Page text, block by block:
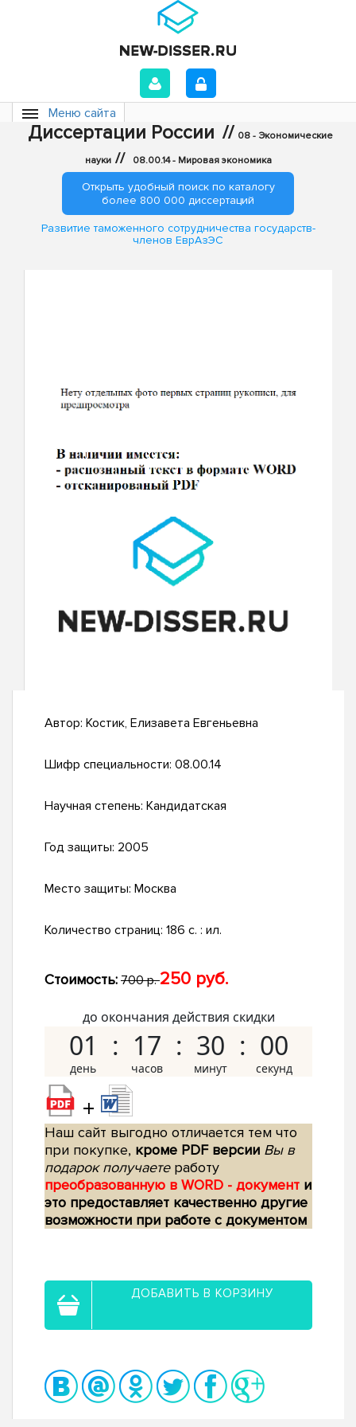
Меню сайта
Диссертации России // 08 - Экономические
науки // 08.00.14 - Мировая экономика
Открыть удобный поиск по каталогу
более 800 000 диссертаций
Развитие таможенного сотрудничества государств-
членов ЕврАзЭС
Автор: Костик, Елизавета Евгеньевна
Шифр специальности: 08.00.14
Научная степень: Кандидатская
Год защиты: 2005
Место защиты: Москва
Количество страниц: 186 с. : ил.
Стоимость: 700 р.250 руб.
до окончания действия скидки
01 17 29 59
+
Наш сайт выгодно отличается тем что
при покупке, кроме PDF версии Вы в
подарок получаетеработу
преобразованную в WORD - документ и
это предоставляет качественно другие
возможности при работе с документом
ДОБАВИТЬ В КОРЗИНУ